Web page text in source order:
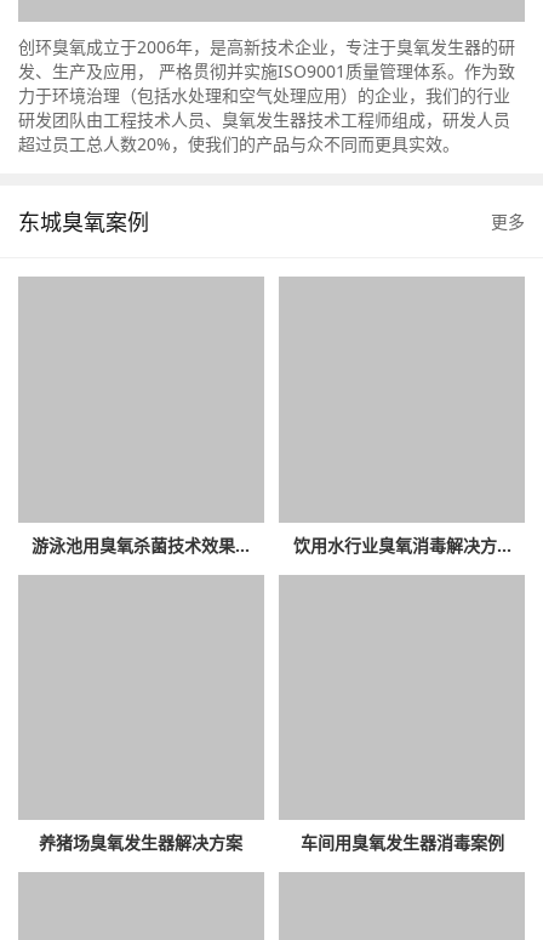
创环臭氧成立于2006年，是高新技术企业，专注于臭氧发生器的研
发、生产及应用， 严格贯彻并实施ISO9001质量管理体系。作为致
力于环境治理（包括水处理和空气处理应用）的企业，我们的行业
研发团队由工程技术人员、臭氧发生器技术工程师组成，研发人员
超过员工总人数20%，使我们的产品与众不同而更具实效。
东城臭氧案例 更多
游泳池用臭氧杀菌技术效果... 饮用水行业臭氧消毒解决方...
养猪场臭氧发生器解决方案 车间用臭氧发生器消毒案例